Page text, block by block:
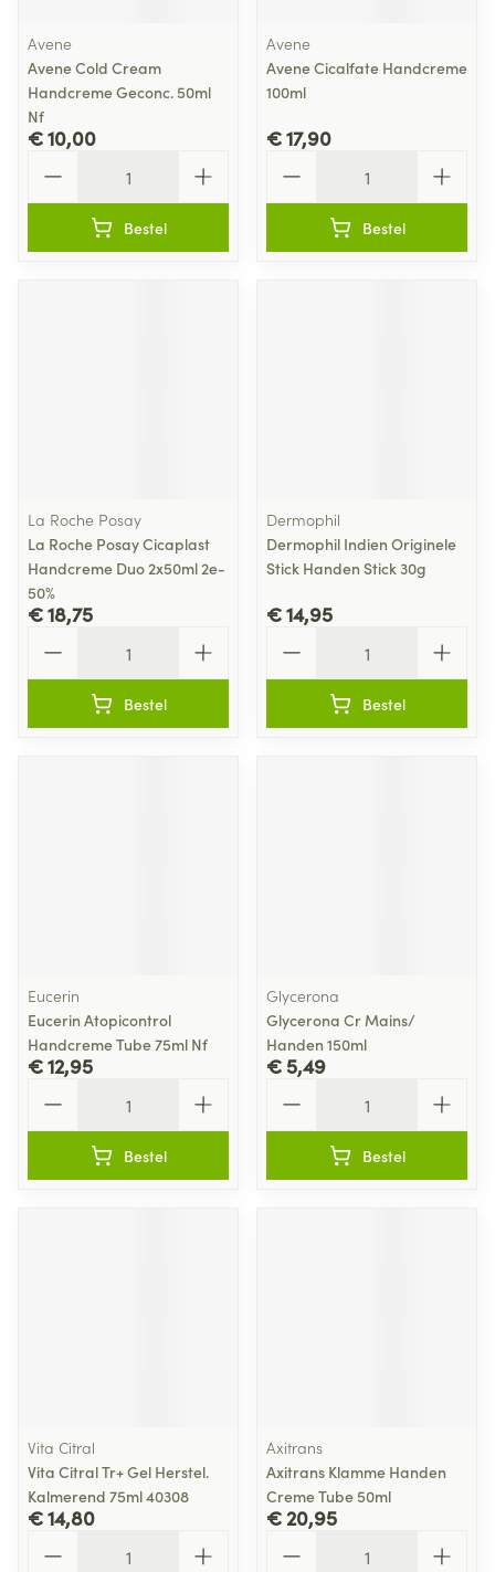
Avene
Avene Cold Cream
Handcreme Geconc. 50ml
Nf
€ 10,00
Bestel
Avene
Avene Cicalfate Handcreme
100ml
€ 17,90
Bestel
La Roche Posay
La Roche Posay Cicaplast
Handcreme Duo 2x50ml 2e-
50%
€ 18,75
Bestel
Dermophil
Dermophil Indien Originele
Stick Handen Stick 30g
€ 14,95
Bestel
Eucerin
Eucerin Atopicontrol
Handcreme Tube 75ml Nf
€ 12,95
Bestel
Glycerona
Glycerona Cr Mains/
Handen 150ml
€ 5,49
Bestel
Vita Citral
Vita Citral Tr+ Gel Herstel.
Kalmerend 75ml 40308
€ 14,80
Axitrans
Axitrans Klamme Handen
Creme Tube 50ml
€ 20,95